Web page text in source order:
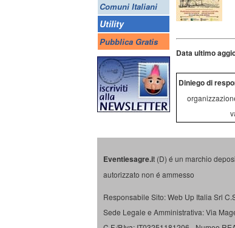
Comuni Italiani
Utility
Pubblica Gratis
Data ultimo
Diniego di
Eventiesagre.it (D) é un marchio
autorizzato non é ammesso
Responsabile Sito: Web Up Italia Srl
Sede Legale e Amministrativa: Via